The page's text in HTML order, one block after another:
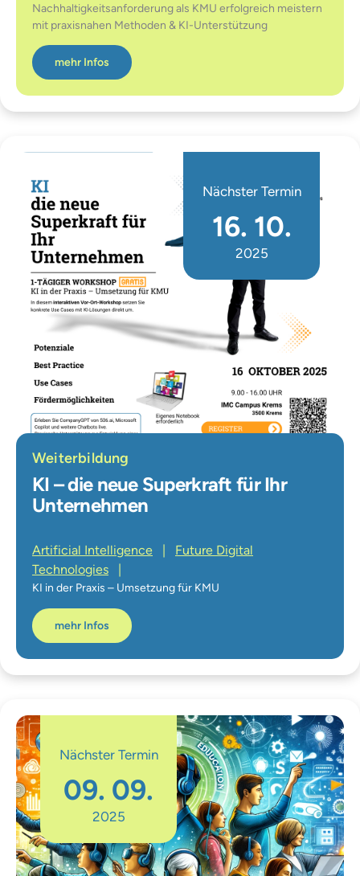
Nachhaltigkeitsanforderung als KMU erfolgreich meistern
mit praxisnahen Methoden & KI-Unterstützung
mehr Infos
Weiterbildung
KI – die neue Superkraft für Ihr
Unternehmen
Artificial Intelligence | Future Digital
Technologies |
KI in der Praxis – Umsetzung für KMU
mehr Infos
Nächster Termin
16. 10.
2025
Nächster Termin
09. 09.
2025